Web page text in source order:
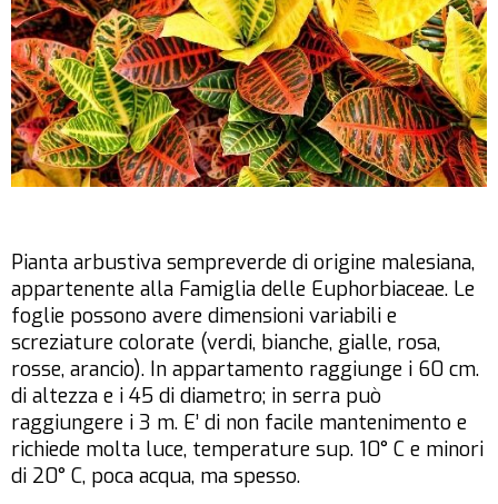
Pianta arbustiva sempreverde di origine malesiana,
appartenente alla Famiglia delle Euphorbiaceae. Le
foglie possono avere dimensioni variabili e
screziature colorate (verdi, bianche, gialle, rosa,
rosse, arancio). In appartamento raggiunge i 60 cm.
di altezza e i 45 di diametro; in serra può
raggiungere i 3 m. E’ di non facile mantenimento e
richiede molta luce, temperature sup. 10° C e minori
di 20° C, poca acqua, ma spesso.